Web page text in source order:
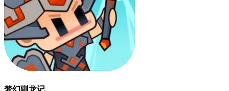
梦幻驯龙记